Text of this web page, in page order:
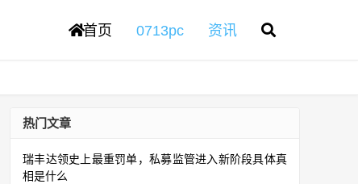
首页 0713pc 资讯
热门文章
瑞丰达领史上最重罚单，私募监管进入新阶段具体真
相是什么